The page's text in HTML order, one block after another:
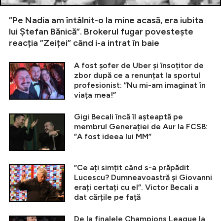
”Pe Nadia am întâlnit-o la mine acasă, era iubita
lui Ștefan Bănică”. Brokerul fugar povestește
reacția ”Zeiței” când i-a intrat în baie
A fost șofer de Uber și însoțitor de
zbor după ce a renunțat la sportul
profesionist: ”Nu mi-am imaginat în
viața mea!”
Gigi Becali încă îl așteaptă pe
membrul Generației de Aur la FCSB:
”A fost ideea lui MM”
”Ce ați simțit când s-a prăpădit
Lucescu? Dumneavoastră și Giovanni
erați certați cu el”. Victor Becali a
dat cărțile pe față
De la finalele Champions League la